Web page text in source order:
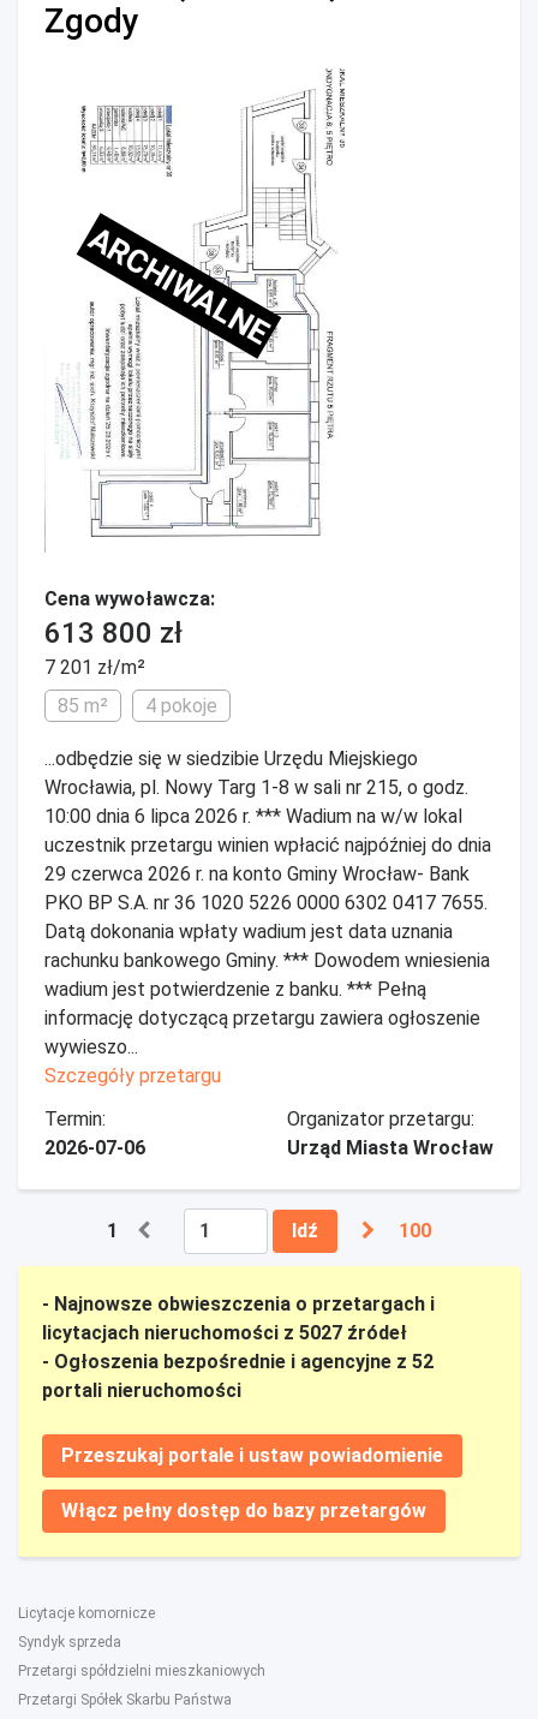
Zgody
ARCHIWALNE
Cena wywoławcza:
613 800 zł
7 201 zł/m²
85 m²
4 pokoje
...odbędzie się w siedzibie Urzędu Miejskiego
Wrocławia, pl. Nowy Targ 1-8 w sali nr 215, o godz.
10:00 dnia 6 lipca 2026 r. *** Wadium na w/w lokal
uczestnik przetargu winien wpłacić najpóźniej do dnia
29 czerwca 2026 r. na konto Gminy Wrocław- Bank
PKO BP S.A. nr 36 1020 5226 0000 6302 0417 7655.
Datą dokonania wpłaty wadium jest data uznania
rachunku bankowego Gminy. *** Dowodem wniesienia
wadium jest potwierdzenie z banku. *** Pełną
informację dotyczącą przetargu zawiera ogłoszenie
wywieszo...
Szczegóły przetargu
Termin:
2026-07-06
Organizator przetargu:
Urząd Miasta Wrocław
1 Idź 100
- Najnowsze obwieszczenia o przetargach i
licytacjach nieruchomości z 5027 źródeł
- Ogłoszenia bezpośrednie i agencyjne z 52
portali nieruchomości
Przeszukaj portale i ustaw powiadomienie
Włącz pełny dostęp do bazy przetargów
Licytacje komornicze
Syndyk sprzeda
Przetargi spółdzielni mieszkaniowych
Przetargi Spółek Skarbu Państwa